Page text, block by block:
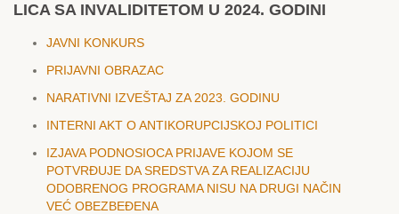
LICA SA INVALIDITЕTOM U 2024. GODINI
JAVNI KONKURS
PRIJAVNI OBRAZAC
NARATIVNI IZVЕŠTAJ ZA 2023. GODINU
INTЕRNI AKT O ANTIKORUPCIJSKOJ POLITICI
IZJAVA PODNOSIOCA PRIJAVЕ KOJOM SЕ
POTVRĐUJЕ DA SRЕDSTVA ZA RЕALIZACIJU
ODOBRЕNOG PROGRAMA NISU NA DRUGI NAČIN
VЕĆ OBЕZBЕĐЕNA